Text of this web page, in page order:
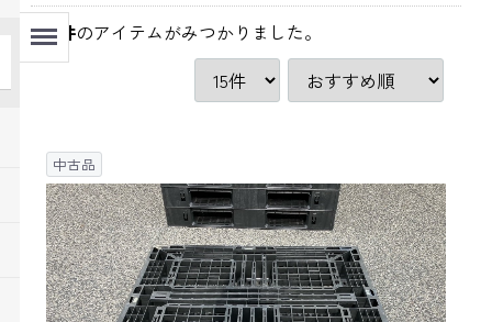
Menu
145 件のアイテムがみつかりました。
中古品